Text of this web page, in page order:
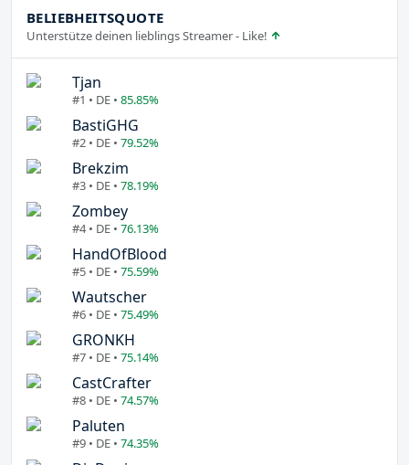
BELIEBHEITSQUOTE
Unterstütze deinen lieblings Streamer - Like!
Tjan
#1 • DE • 85.85%
BastiGHG
#2 • DE • 79.52%
Brekzim
#3 • DE • 78.19%
Zombey
#4 • DE • 76.13%
HandOfBlood
#5 • DE • 75.59%
Wautscher
#6 • DE • 75.49%
GRONKH
#7 • DE • 75.14%
CastCrafter
#8 • DE • 74.57%
Paluten
#9 • DE • 74.35%